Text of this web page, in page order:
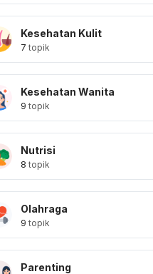
Kesehatan Kulit
7 topik
Kesehatan Wanita
9 topik
Nutrisi
8 topik
Olahraga
9 topik
Parenting